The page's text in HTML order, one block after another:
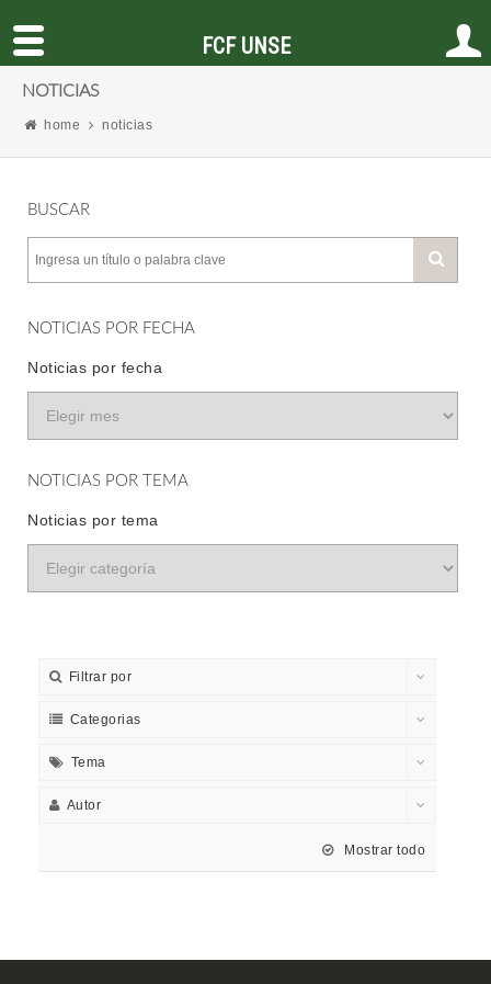
NOTICIAS
home noticias
BUSCAR
NOTICIAS POR FECHA
Noticias por fecha
NOTICIAS POR TEMA
Noticias por tema
Filtrar por
Categorias
Tema
Autor
Mostrar todo
FCF UNSE